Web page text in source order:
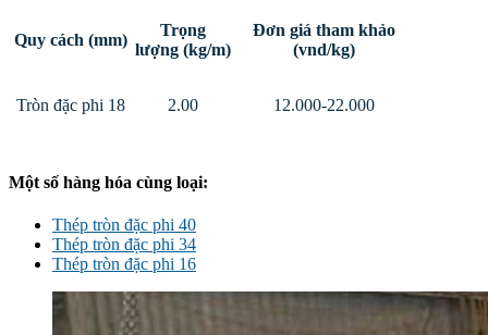
Quy cách (mm)
Trọng
lượng (kg/m)
Đơn giá tham khảo
(vnd/kg)
Tròn đặc phi 18 2.00 12.000-22.000
Một số hàng hóa cùng loại:
Thép tròn đặc phi 40
Thép tròn đặc phi 34
Thép tròn đặc phi 16